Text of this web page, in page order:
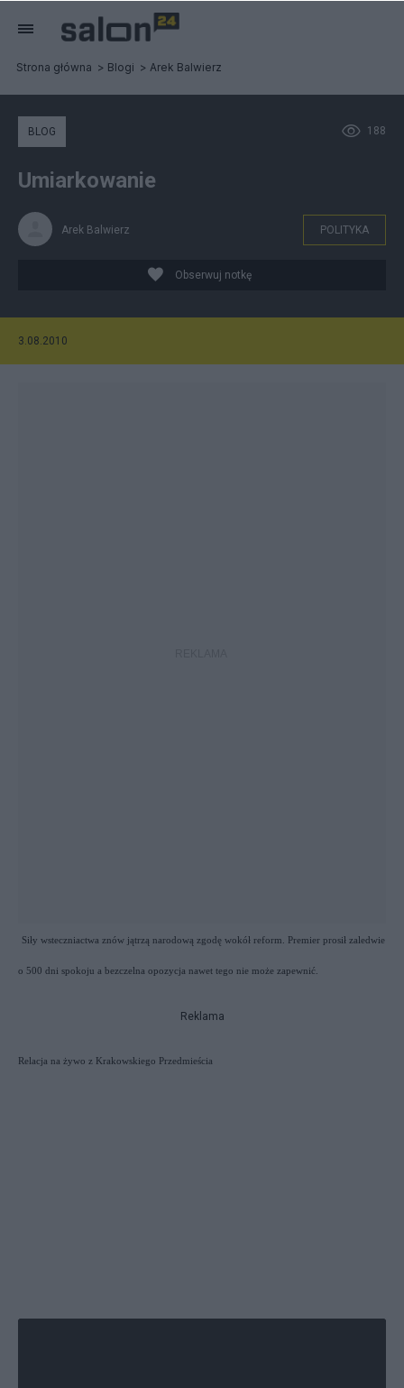
Strona główna Blogi Arek Balwierz
188
BLOG
Umiarkowanie
Arek Balwierz POLITYKA
Obserwuj notkę
3.08.2010
Siły wsteczniactwa znów jątrzą narodową zgodę wokół reform. Premier prosił zaledwie
o 500 dni spokoju a bezczelna opozycja nawet tego nie może zapewnić.
Reklama
Relacja na żywo z Krakowskiego Przedmieścia